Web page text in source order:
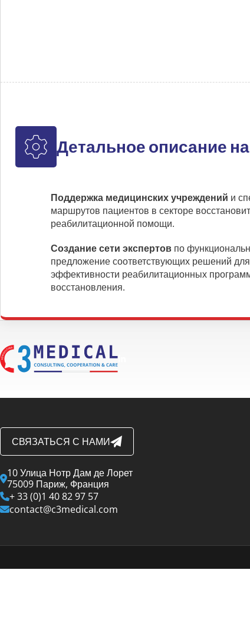
Детальное описание
Поддержка медицинских учреждений и
маршрутов пациентов в секторе
реабилитационной помощи.
Создание сети экспертов по
предложение соответствующих решений
эффективности реабилитационных
восстановления.
СВЯЗАТЬСЯ С НАМИ
10 Улица Нотр Дам де Лорет
75009 Париж, Франция
+ 33 (0)1 40 82 97 57
contact@c3medical.com